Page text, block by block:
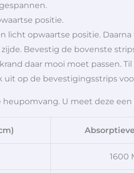
positie.
licht opwaartse positie.
Bevestig de bovenste
daar mooi moet passen.
op de bevestigingsstrips
U meet deze
1600